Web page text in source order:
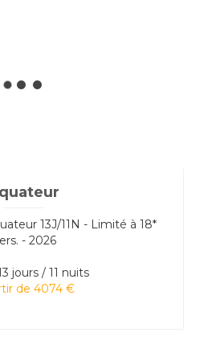
13J/11N - Limité à 18*
- 2026
jours / 11 nuits
de 4074 €